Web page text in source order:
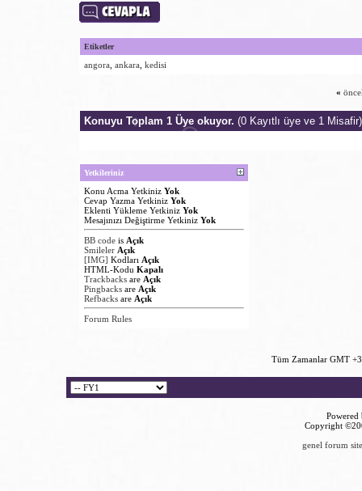
Etiketler
angora ankara kedisi
«
Konuyu Toplam 1 Üye okuyor. (0 Kayıtlı üye ve 1 Misafir)
Yetkileriniz
Konu Acma Yetkiniz Yok
Cevap Yazma Yetkiniz Yok
Eklenti Yükleme Yetkiniz Yok
Mesajınızı Değiştirme Yetkiniz Yok
BB code is Açık
Smileler Açık
[IMG] Kodları Açık
HTML-Kodu Kapalı
Trackbacks are Açık
Pingbacks are Açık
Refbacks are Açık
Forum Rules
Tüm Zamanlar GMT
Copyright
genel forum